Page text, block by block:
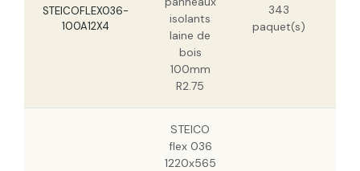
STEICOFLEX036-
100A12X4
isolants
laine de
bois
100mm
R2.75
343
paquet(s)
STEICO
flex 036
1220x565